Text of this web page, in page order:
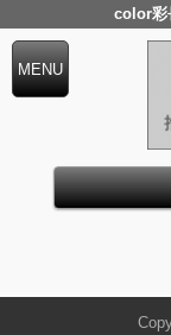
color彩